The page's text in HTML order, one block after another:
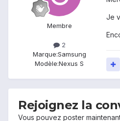
Membre
2
Marque:Samsung
Modèle:Nexus S
Je
Rejoignez la
Vous pouvez poster